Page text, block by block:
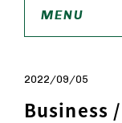
MENU
2022/09/05
Business /